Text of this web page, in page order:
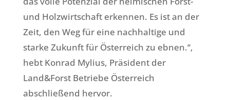
und Holzwirtschaft erkennen. Es ist an der
Zeit, den Weg für eine nachhaltige und
starke Zukunft für Österreich zu ebnen.‘‘,
hebt Konrad Mylius, Präsident der
Land&Forst Betriebe Österreich
abschließend hervor.